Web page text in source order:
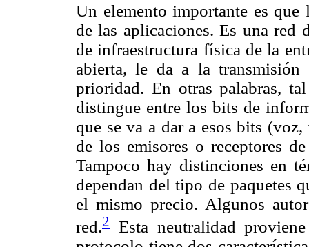
Un elemento importante es
de las aplicaciones. Es una red
de infraestructura física de la
abierta, le da a la transmisión
prioridad. En otras palabras,
distingue entre los bits de
que se va a dar a esos bits
de los emisores o receptores
Tampoco hay distinciones en
dependan del tipo de paquetes
el mismo precio. Algunos
red.2
Esta neutralidad